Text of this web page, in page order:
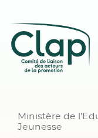
Ministère de
Jeunesse